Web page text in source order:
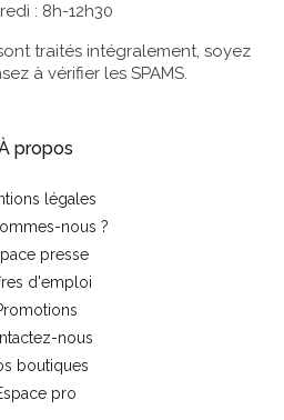
: 8h-12h30
traités intégralement, soyez
à vérifier les SPAMS.
propos
légales
nous ?
presse
d'emploi
nous
boutiques
pro